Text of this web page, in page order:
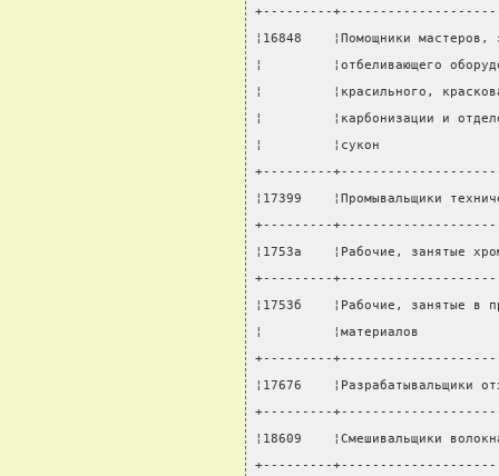
+---------
¦16848    ¦Помощники мастеров,
¦         ¦отбеливающего
¦         ¦красильного,
¦         ¦карбонизации и
¦         ¦сукон
+---------
¦17399    ¦Промывальщики
+---------
¦1753а    ¦Рабочие, занятые
+---------
¦1753б    ¦Рабочие, занятые в
¦         ¦материалов
+---------
¦17676
+---------
¦18609
+---------